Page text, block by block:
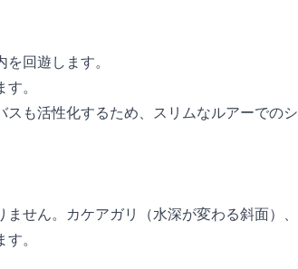
回遊します。
。
も活性化するため、スリムなルアーでのシ
せん。カケアガリ（水深が変わる斜面）、
。